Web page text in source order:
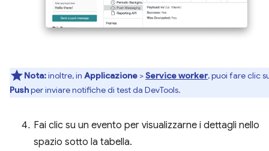
Nota:inoltre, in Applicazione >Service worker, puoi fare clic
Pushper inviare notifiche di test da DevTools.
Fai clic su un evento per visualizzarne i dettagli nello
spazio sotto la tabella.